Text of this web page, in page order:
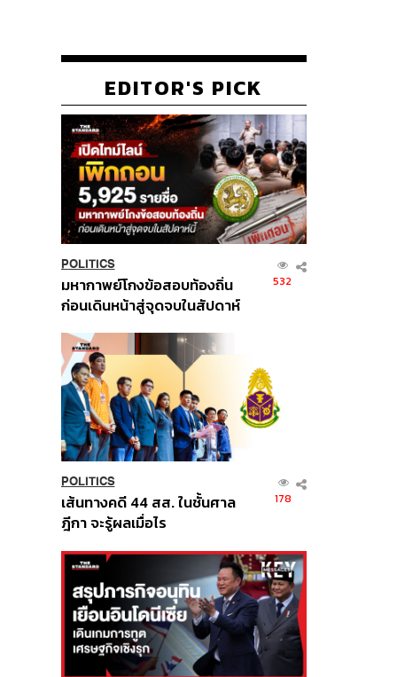
EDITOR'S PICK
POLITICS
มหากาพย์โกงข้อสอบท้องถิ่น
ก่อนเดินหน้าสู่จุดจบในสัปดาห์
532
POLITICS
เส้นทางคดี 44 สส. ในชั้นศาล
ฎีกา จะรู้ผลเมื่อไร
178